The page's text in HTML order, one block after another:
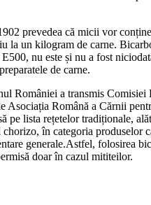
prevedea că micii vor
la un kilogram de carne.
nu este și nu a fost
de carne.
României a transmis Comisiei
Asociația Română a Cărnii
pe lista rețetelor tradiționale,
în categoria produselor
generale.Astfel, folosirea
doar în cazul mititeilor.